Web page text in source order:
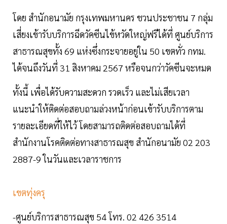
โดย สำนักอนามัย กรุงเทพมหานคร ชวนประชาชน 7 กลุ่ม
เสี่ยงเข้ารับบริการฉีดวัคซีนไข้หวัดใหญ่ฟรีได้ที่ ศูนย์บริการ
สาธารณสุขทั้ง 69 แห่งซึ่งกระจายอยู่ใน 50 เขตทั่ว กทม.
ได้จนถึงวันที่ 31 สิงหาคม 2567 หรือจนกว่าวัคซีนจะหมด
ทั้งนี้ เพื่อได้รับความสะดวก รวดเร็ว และไม่เสียเวลา
แนะนำให้ติดต่อสอบถามล่วงหน้าก่อนเข้ารับบริการตาม
รายละเอียดที่ให้ไว้ โดยสามารถติดต่อสอบถามได้ที่
สำนักงานโรคติดต่อทางสาธารณสุข สำนักอนามัย 02 203
2887-9 ในวันและเวลาราชการ
เขตทุ่งครุ
-ศูนย์บริการสาธารณสุข 54 โทร. 02 426 3514